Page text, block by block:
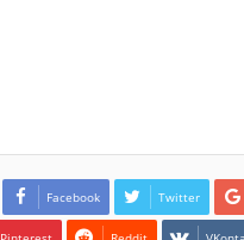
Facebook Twitter